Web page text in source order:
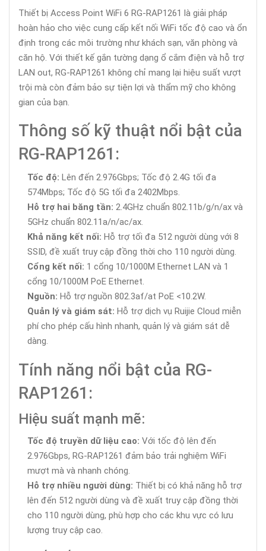
Thiết bị Access Point WiFi 6 RG-RAP1261 là giải pháp
hoàn hảo cho việc cung cấp kết nối WiFi tốc độ cao và ổn
định trong các môi trường như khách sạn, văn phòng và
căn hộ. Với thiết kế gắn tường dạng ổ cắm điện và hỗ trợ
LAN out, RG-RAP1261 không chỉ mang lại hiệu suất vượt
trội mà còn đảm bảo sự tiện lợi và thẩm mỹ cho không
gian của bạn.
Thông số kỹ thuật nổi bật của
RG-RAP1261:
Tốc độ: Lên đến 2.976Gbps; Tốc độ 2.4G tối đa
574Mbps; Tốc độ 5G tối đa 2402Mbps.
Hỗ trợ hai băng tần: 2.4GHz chuẩn 802.11b/g/n/ax và
5GHz chuẩn 802.11a/n/ac/ax.
Khả năng kết nối: Hỗ trợ tối đa 512 người dùng với 8
SSID, đề xuất truy cập đồng thời cho 110 người dùng.
Cổng kết nối: 1 cổng 10/1000M Ethernet LAN và 1
cổng 10/1000M PoE Ethernet.
Nguồn: Hỗ trợ nguồn 802.3af/at PoE <10.2W.
Quản lý và giám sát: Hỗ trợ dịch vụ Ruijie Cloud miễn
phí cho phép cấu hình nhanh, quản lý và giám sát dễ
dàng.
Tính năng nổi bật của RG-
RAP1261:
Hiệu suất mạnh mẽ:
Tốc độ truyền dữ liệu cao: Với tốc độ lên đến
2.976Gbps, RG-RAP1261 đảm bảo trải nghiệm WiFi
mượt mà và nhanh chóng.
Hỗ trợ nhiều người dùng: Thiết bị có khả năng hỗ trợ
lên đến 512 người dùng và đề xuất truy cập đồng thời
cho 110 người dùng, phù hợp cho các khu vực có lưu
lượng truy cập cao.